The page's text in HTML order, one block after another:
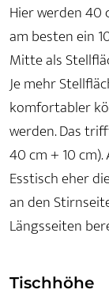
Hier werden 40
am besten ein
Mitte als
Je mehr
komfortabler
werden. Das
40 cm + 10
Esstisch eher
an den
Längsseiten
Tischhöhe